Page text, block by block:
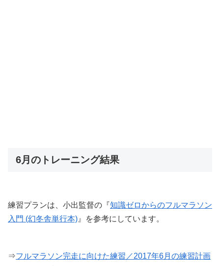
6月のトレーニング結果
練習プランは、小出監督の『知識ゼロからのフルマラソン
入門 (幻冬舎単行本) 』を参考にしています。
⇒フルマラソン完走に向けた練習／2017年6月の練習計画